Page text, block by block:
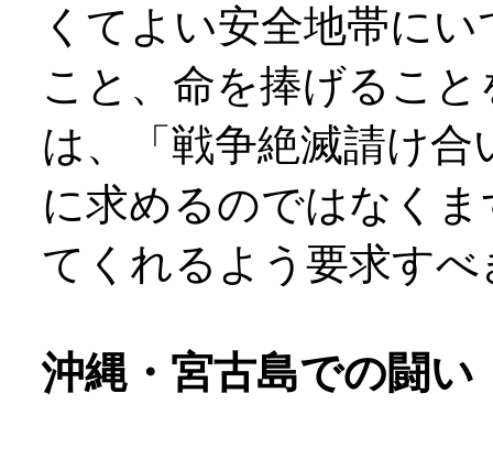
くてよい安全地帯に
こと、命を捧げるこ
は、「戦争絶滅請け
に求めるのではなく
てくれるよう要求す
沖縄・宮古島での闘い